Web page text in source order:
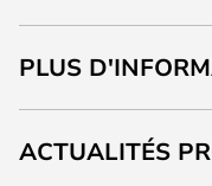
PLUS
ACTUALITÉS